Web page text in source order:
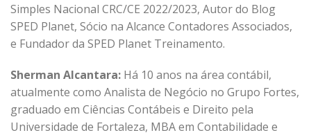
Simples Nacional CRC/CE 2022/2023, Autor do Blog
SPED Planet, Sócio na Alcance Contadores Associados,
e Fundador da SPED Planet Treinamento.
Sherman Alcantara: Há 10 anos na área contábil,
atualmente como Analista de Negócio no Grupo Fortes,
graduado em Ciências Contábeis e Direito pela
Universidade de Fortaleza, MBA em Contabilidade e